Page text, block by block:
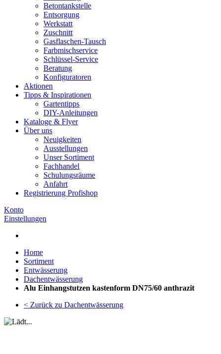
Betontankstelle
Entsorgung
Werkstatt
Zuschnitt
Gasflaschen-Tausch
Farbmischservice
Schlüssel-Service
Beratung
Konfiguratoren
Aktionen
Tipps & Inspirationen
Gartentipps
DIY-Anleitungen
Kataloge & Flyer
Über uns
Neuigkeiten
Ausstellungen
Unser Sortiment
Fachhandel
Schulungsräume
Anfahrt
Registrierung Profishop
Konto
Einstellungen
Home
Sortiment
Entwässerung
Dachentwässerung
Alu Einhangstutzen kastenform DN75/60 anthrazit
< Zurück zu Dachentwässerung